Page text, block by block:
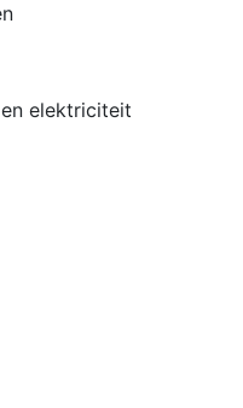
elektriciteit